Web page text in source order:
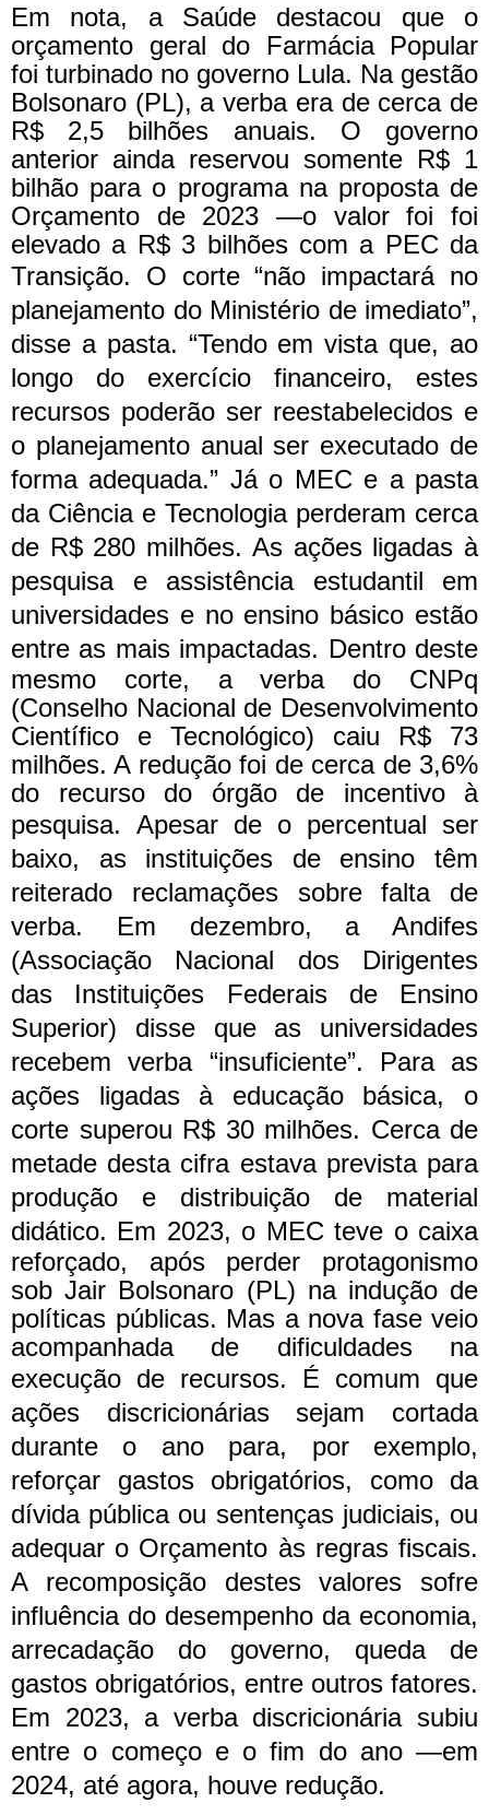
Em nota, a Saúde destacou que o
orçamento geral do Farmácia Popular
foi turbinado no governo Lula. Na gestão
Bolsonaro (PL), a verba era de cerca de
R$ 2,5 bilhões anuais. O governo
anterior ainda reservou somente R$ 1
bilhão para o programa na proposta de
Orçamento de 2023 —o valor foi foi
elevado a R$ 3 bilhões com a PEC da
Transição. O corte “não impactará no
planejamento do Ministério de imediato”,
disse a pasta. “Tendo em vista que, ao
longo do exercício financeiro, estes
recursos poderão ser reestabelecidos e
o planejamento anual ser executado de
forma adequada.” Já o MEC e a pasta
da Ciência e Tecnologia perderam cerca
de R$ 280 milhões. As ações ligadas à
pesquisa e assistência estudantil em
universidades e no ensino básico estão
entre as mais impactadas. Dentro deste
mesmo corte, a verba do CNPq
(Conselho Nacional de Desenvolvimento
Científico e Tecnológico) caiu R$ 73
milhões. A redução foi de cerca de 3,6%
do recurso do órgão de incentivo à
pesquisa. Apesar de o percentual ser
baixo, as instituições de ensino têm
reiterado reclamações sobre falta de
verba. Em dezembro, a Andifes
(Associação Nacional dos Dirigentes
das Instituições Federais de Ensino
Superior) disse que as universidades
recebem verba “insuficiente”. Para as
ações ligadas à educação básica, o
corte superou R$ 30 milhões. Cerca de
metade desta cifra estava prevista para
produção e distribuição de material
didático. Em 2023, o MEC teve o caixa
reforçado, após perder protagonismo
sob Jair Bolsonaro (PL) na indução de
políticas públicas. Mas a nova fase veio
acompanhada de dificuldades na
execução de recursos. É comum que
ações discricionárias sejam cortada
durante o ano para, por exemplo,
reforçar gastos obrigatórios, como da
dívida pública ou sentenças judiciais, ou
adequar o Orçamento às regras fiscais.
A recomposição destes valores sofre
influência do desempenho da economia,
arrecadação do governo, queda de
gastos obrigatórios, entre outros fatores.
Em 2023, a verba discricionária subiu
entre o começo e o fim do ano —em
2024, até agora, houve redução.